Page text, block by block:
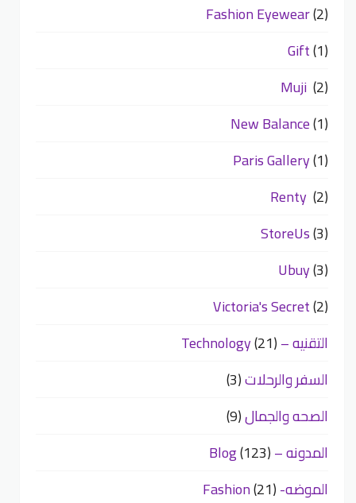
Fashion Eyewear(2)
Gift(1)
Muji (2)
New Balance(1)
Paris Gallery(1)
Renty (2)
StoreUs(3)
Ubuy(3)
Victoria's Secret(2)
التقنيه – Technology(21)
السفر والرحلات(3)
الصحه والجمال(9)
المدونه – Blog(123)
الموضه- Fashion(21)